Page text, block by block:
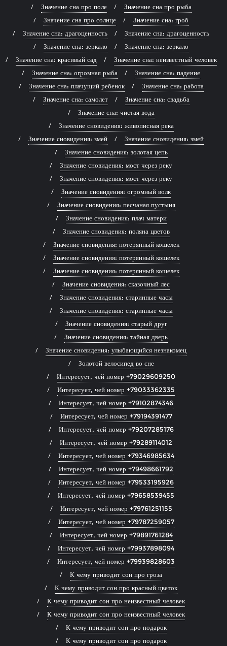
Значение сна про поле
Значение сна про рыба
Значение сна про солнце
Значение сна: гроб
Значение сна: драгоценность
Значение сна: драгоценность
Значение сна: зеркало
Значение сна: зеркало
Значение сна: красивый сад
Значение сна: неизвестный человек
Значение сна: огромная рыба
Значение сна: падение
Значение сна: плачущий ребенок
Значение сна: работа
Значение сна: самолет
Значение сна: свадьба
Значение сна: чистая вода
Значение сновидения: живописная река
Значение сновидения: змей
Значение сновидения: змей
Значение сновидения: золотая цепь
Значение сновидения: мост через реку
Значение сновидения: мост через реку
Значение сновидения: огромный волк
Значение сновидения: песчаная пустыня
Значение сновидения: плач матери
Значение сновидения: поляна цветов
Значение сновидения: потерянный кошелек
Значение сновидения: потерянный кошелек
Значение сновидения: потерянный кошелек
Значение сновидения: сказочный лес
Значение сновидения: старинные часы
Значение сновидения: старинные часы
Значение сновидения: старый друг
Значение сновидения: тайная дверь
Значение сновидения: улыбающийся незнакомец
Золотой велосипед во сне
Интересует, чей номер +79029609250
Интересует, чей номер +79033362335
Интересует, чей номер +79102874346
Интересует, чей номер +79194391477
Интересует, чей номер +79207285176
Интересует, чей номер +79289114012
Интересует, чей номер +79346985634
Интересует, чей номер +79498661792
Интересует, чей номер +79533195926
Интересует, чей номер +79658539455
Интересует, чей номер +79761251155
Интересует, чей номер +79787259057
Интересует, чей номер +79891761284
Интересует, чей номер +79937898094
Интересует, чей номер +79939828603
К чему приводит сон про гроза
К чему приводит сон про красный цветок
К чему приводит сон про неизвестный человек
К чему приводит сон про неизвестный человек
К чему приводит сон про подарок
К чему приводит сон про подарок